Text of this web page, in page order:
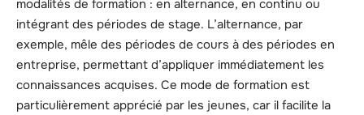
modalités de formation : en alternance, en continu ou
intégrant des périodes de stage. L’alternance, par
exemple, mêle des périodes de cours à des périodes en
entreprise, permettant d’appliquer immédiatement les
connaissances acquises. Ce mode de formation est
particulièrement apprécié par les jeunes, car il facilite la